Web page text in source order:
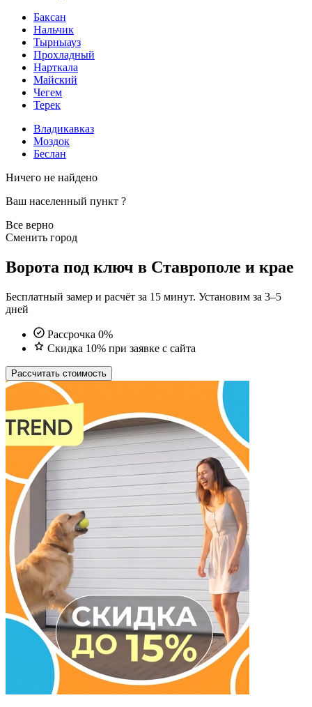
Баксан
Нальчик
Тырныауз
Прохладный
Нарткала
Майский
Чегем
Терек
Владикавказ
Моздок
Беслан
Ничего не найдено
Ваш населенный пункт ?
Все верно
Сменить город
Ворота под ключ в Ставрополе и крае
Бесплатный замер и расчёт за 15 минут. Установим за 3–5
дней
Рассрочка 0%
Скидка 10% при заявке с сайта
Рассчитать стоимость